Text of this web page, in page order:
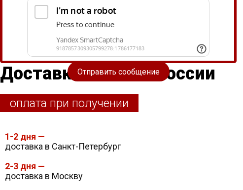
Доставка по всей России
оплата при получении
1-2 дня —
доставка в Санкт-Петербург
2-3 дня —
доставка в Москву